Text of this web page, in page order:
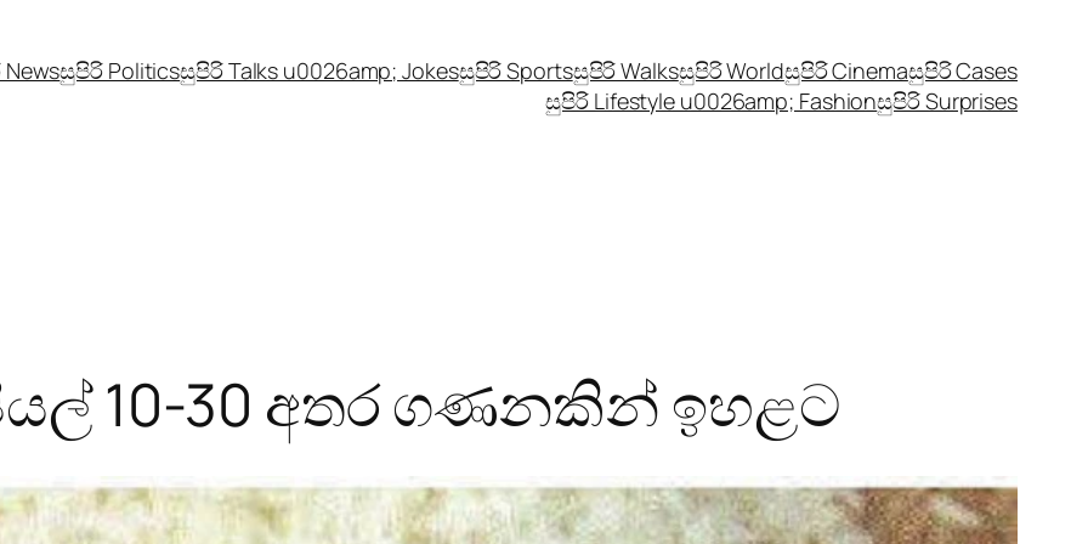
සුපිරි Politicsසුපිරි Talks u0026amp; Jokesසුපිරි Sportsසුපිරි Walksසුපිරි Worldසුපිරි Cinemaසුපිරි Cases
සුපිරි Lifestyle u0026amp; Fashionසුපිරි Surprises
10-30 අතර ගණනකින් ඉහළට